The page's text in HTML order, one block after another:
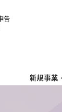
告
新規事業